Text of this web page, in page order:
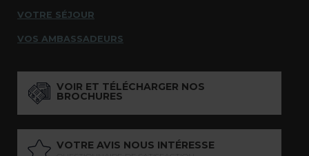
VOTRE SÉJOUR
VOS AMBASSADEURS
VOIR ET TÉLÉCHARGER NOS
BROCHURES
VOTRE AVIS NOUS INTÉRESSE